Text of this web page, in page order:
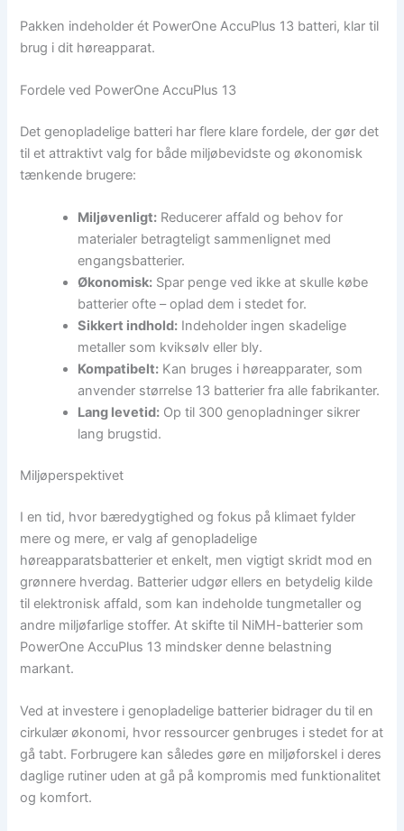
Pakken indeholder ét PowerOne AccuPlus 13 batteri, klar til
brug i dit høreapparat.
Fordele ved PowerOne AccuPlus 13
Det genopladelige batteri har flere klare fordele, der gør det
til et attraktivt valg for både miljøbevidste og økonomisk
tænkende brugere:
Miljøvenligt: Reducerer affald og behov for
materialer betragteligt sammenlignet med
engangsbatterier.
Økonomisk: Spar penge ved ikke at skulle købe
batterier ofte – oplad dem i stedet for.
Sikkert indhold: Indeholder ingen skadelige
metaller som kviksølv eller bly.
Kompatibelt: Kan bruges i høreapparater, som
anvender størrelse 13 batterier fra alle fabrikanter.
Lang levetid: Op til 300 genopladninger sikrer
lang brugstid.
Miljøperspektivet
I en tid, hvor bæredygtighed og fokus på klimaet fylder
mere og mere, er valg af genopladelige
høreapparatsbatterier et enkelt, men vigtigt skridt mod en
grønnere hverdag. Batterier udgør ellers en betydelig kilde
til elektronisk affald, som kan indeholde tungmetaller og
andre miljøfarlige stoffer. At skifte til NiMH-batterier som
PowerOne AccuPlus 13 mindsker denne belastning
markant.
Ved at investere i genopladelige batterier bidrager du til en
cirkulær økonomi, hvor ressourcer genbruges i stedet for at
gå tabt. Forbrugere kan således gøre en miljøforskel i deres
daglige rutiner uden at gå på kompromis med funktionalitet
og komfort.